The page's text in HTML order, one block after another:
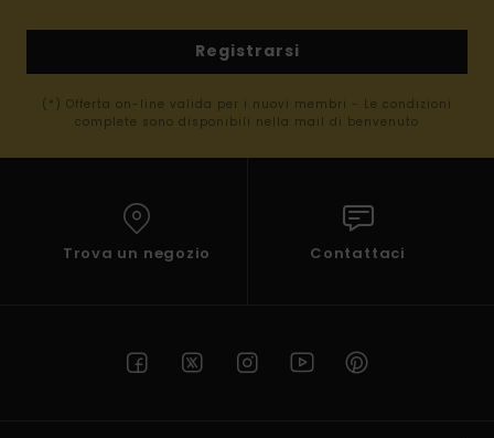
Registrarsi
(*) Offerta on-line valida per i nuovi membri - Le condizioni
complete sono disponibili nella mail di benvenuto
Trova un negozio Contattaci